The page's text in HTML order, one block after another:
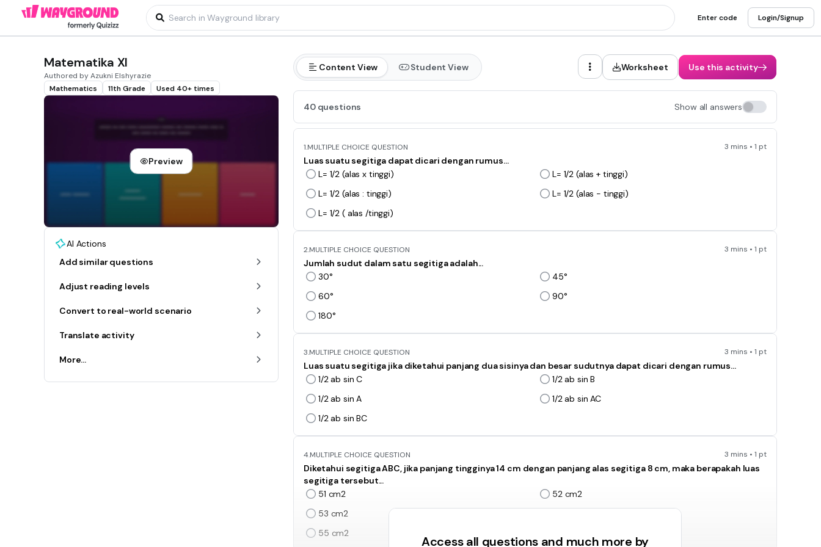
Enter code Login/Signup
Matematika XI
Authored by Azukni Elshyrazie
Mathematics
11th Grade Used 40+ times
Preview
AI Actions
Add similar questions
Adjust reading levels
Convert to real-world scenario
Translate activity
More...
Content View Student View Worksheet Use this activity
40 questions Show all answers
1.MULTIPLE CHOICE QUESTION 3 mins • 1 pt
Luas suatu segitiga dapat dicari dengan rumus…
L= 1/2 (alas x tinggi)
L= 1/2 (alas + tinggi)
L= 1/2 (alas : tinggi)
L= 1/2 (alas - tinggi)
L= 1/2 ( alas /tinggi)
2.MULTIPLE CHOICE QUESTION 3 mins • 1 pt
Jumlah sudut dalam satu segitiga adalah...
30°
45°
60°
90°
180°
3.MULTIPLE CHOICE QUESTION 3 mins • 1 pt
Luas suatu segitiga jika diketahui panjang dua sisinya dan besar sudutnya dapat dicari dengan rumus…
1/2 ab sin C
1/2 ab sin B
1/2 ab sin A
1/2 ab sin AC
1/2 ab sin BC
4.MULTIPLE CHOICE QUESTION 3 mins • 1 pt
Diketahui segitiga ABC, jika panjang tingginya 14 cm dengan panjang alas segitiga 8 cm, maka berapakah luas
segitiga tersebut...
51 cm2
52 cm2
53 cm2
55 cm2
Access all questions and much more by